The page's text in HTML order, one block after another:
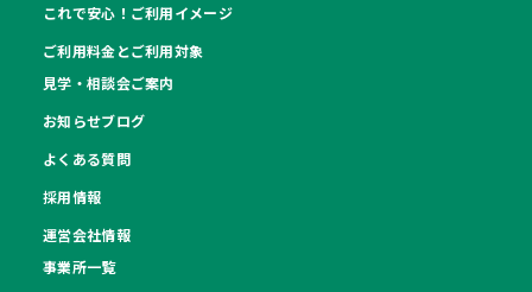
これで安心！ご利用イメージ
ご利用料金とご利用対象
見学・相談会ご案内
お知らせブログ
よくある質問
採用情報
運営会社情報
事業所一覧